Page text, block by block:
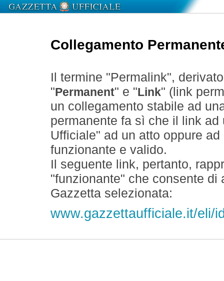
Collegamento
Il termine "Permalink",
" Permanent" e " Link" (link
un collegamento stabile ad
permanente fa sì che il link
Ufficiale" ad un atto oppure
funzionante e valido.
Il seguente link, pertanto,
"funzionante" che consente
Gazzetta selezionata:
www.gazzettaufficiale.it/eli/